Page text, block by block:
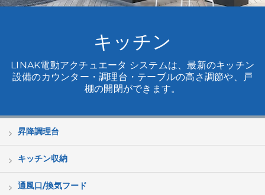
キッチン
LINAK電動アクチュエータ システムは、最新のキッチン
設備のカウンター・調理台・テーブルの高さ調節や、戸
棚の開閉ができます。
昇降調理台
キッチン収納
通風口/換気フード